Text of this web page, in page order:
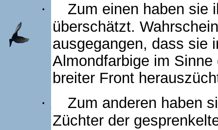
·
Zum einen haben sie
überschätzt.
ausgegangen, dass sie
Almondfarbige im
breiter Front
·
Zum anderen haben
Züchter der